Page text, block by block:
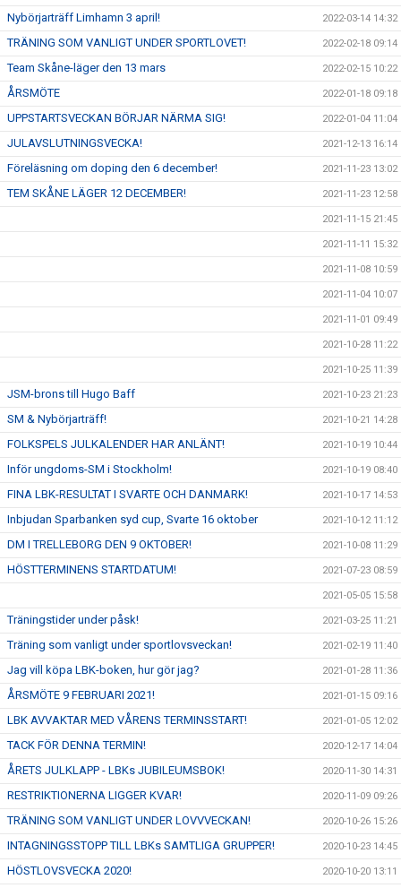
Nybörjarträff Limhamn 3 april! 2022-03-14 14:32
TRÄNING SOM VANLIGT UNDER SPORTLOVET! 2022-02-18 09:14
Team Skåne-läger den 13 mars 2022-02-15 10:22
ÅRSMÖTE 2022-01-18 09:18
UPPSTARTSVECKAN BÖRJAR NÄRMA SIG! 2022-01-04 11:04
JULAVSLUTNINGSVECKA! 2021-12-13 16:14
Föreläsning om doping den 6 december! 2021-11-23 13:02
TEM SKÅNE LÄGER 12 DECEMBER! 2021-11-23 12:58
2021-11-15 21:45
2021-11-11 15:32
2021-11-08 10:59
2021-11-04 10:07
2021-11-01 09:49
2021-10-28 11:22
2021-10-25 11:39
JSM-brons till Hugo Baff 2021-10-23 21:23
SM & Nybörjarträff! 2021-10-21 14:28
FOLKSPELS JULKALENDER HAR ANLÄNT! 2021-10-19 10:44
Inför ungdoms-SM i Stockholm! 2021-10-19 08:40
FINA LBK-RESULTAT I SVARTE OCH DANMARK! 2021-10-17 14:53
Inbjudan Sparbanken syd cup, Svarte 16 oktober 2021-10-12 11:12
DM I TRELLEBORG DEN 9 OKTOBER! 2021-10-08 11:29
HÖSTTERMINENS STARTDATUM! 2021-07-23 08:59
2021-05-05 15:58
Träningstider under påsk! 2021-03-25 11:21
Träning som vanligt under sportlovsveckan! 2021-02-19 11:40
Jag vill köpa LBK-boken, hur gör jag? 2021-01-28 11:36
ÅRSMÖTE 9 FEBRUARI 2021! 2021-01-15 09:16
LBK AVVAKTAR MED VÅRENS TERMINSSTART! 2021-01-05 12:02
TACK FÖR DENNA TERMIN! 2020-12-17 14:04
ÅRETS JULKLAPP - LBKs JUBILEUMSBOK! 2020-11-30 14:31
RESTRIKTIONERNA LIGGER KVAR! 2020-11-09 09:26
TRÄNING SOM VANLIGT UNDER LOVVVECKAN! 2020-10-26 15:26
INTAGNINGSSTOPP TILL LBKs SAMTLIGA GRUPPER! 2020-10-23 14:45
HÖSTLOVSVECKA 2020! 2020-10-20 13:11